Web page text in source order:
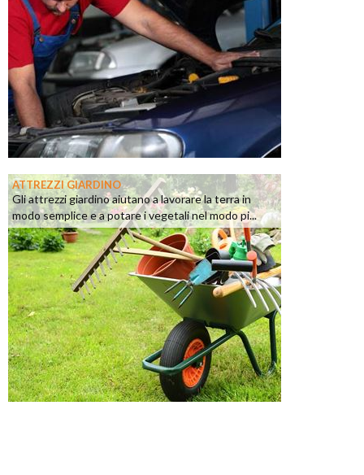
ATTREZZI GIARDINO
Gli attrezzi giardino aiutano a lavorare la terra in
modo semplice e a potare i vegetali nel modo pi...